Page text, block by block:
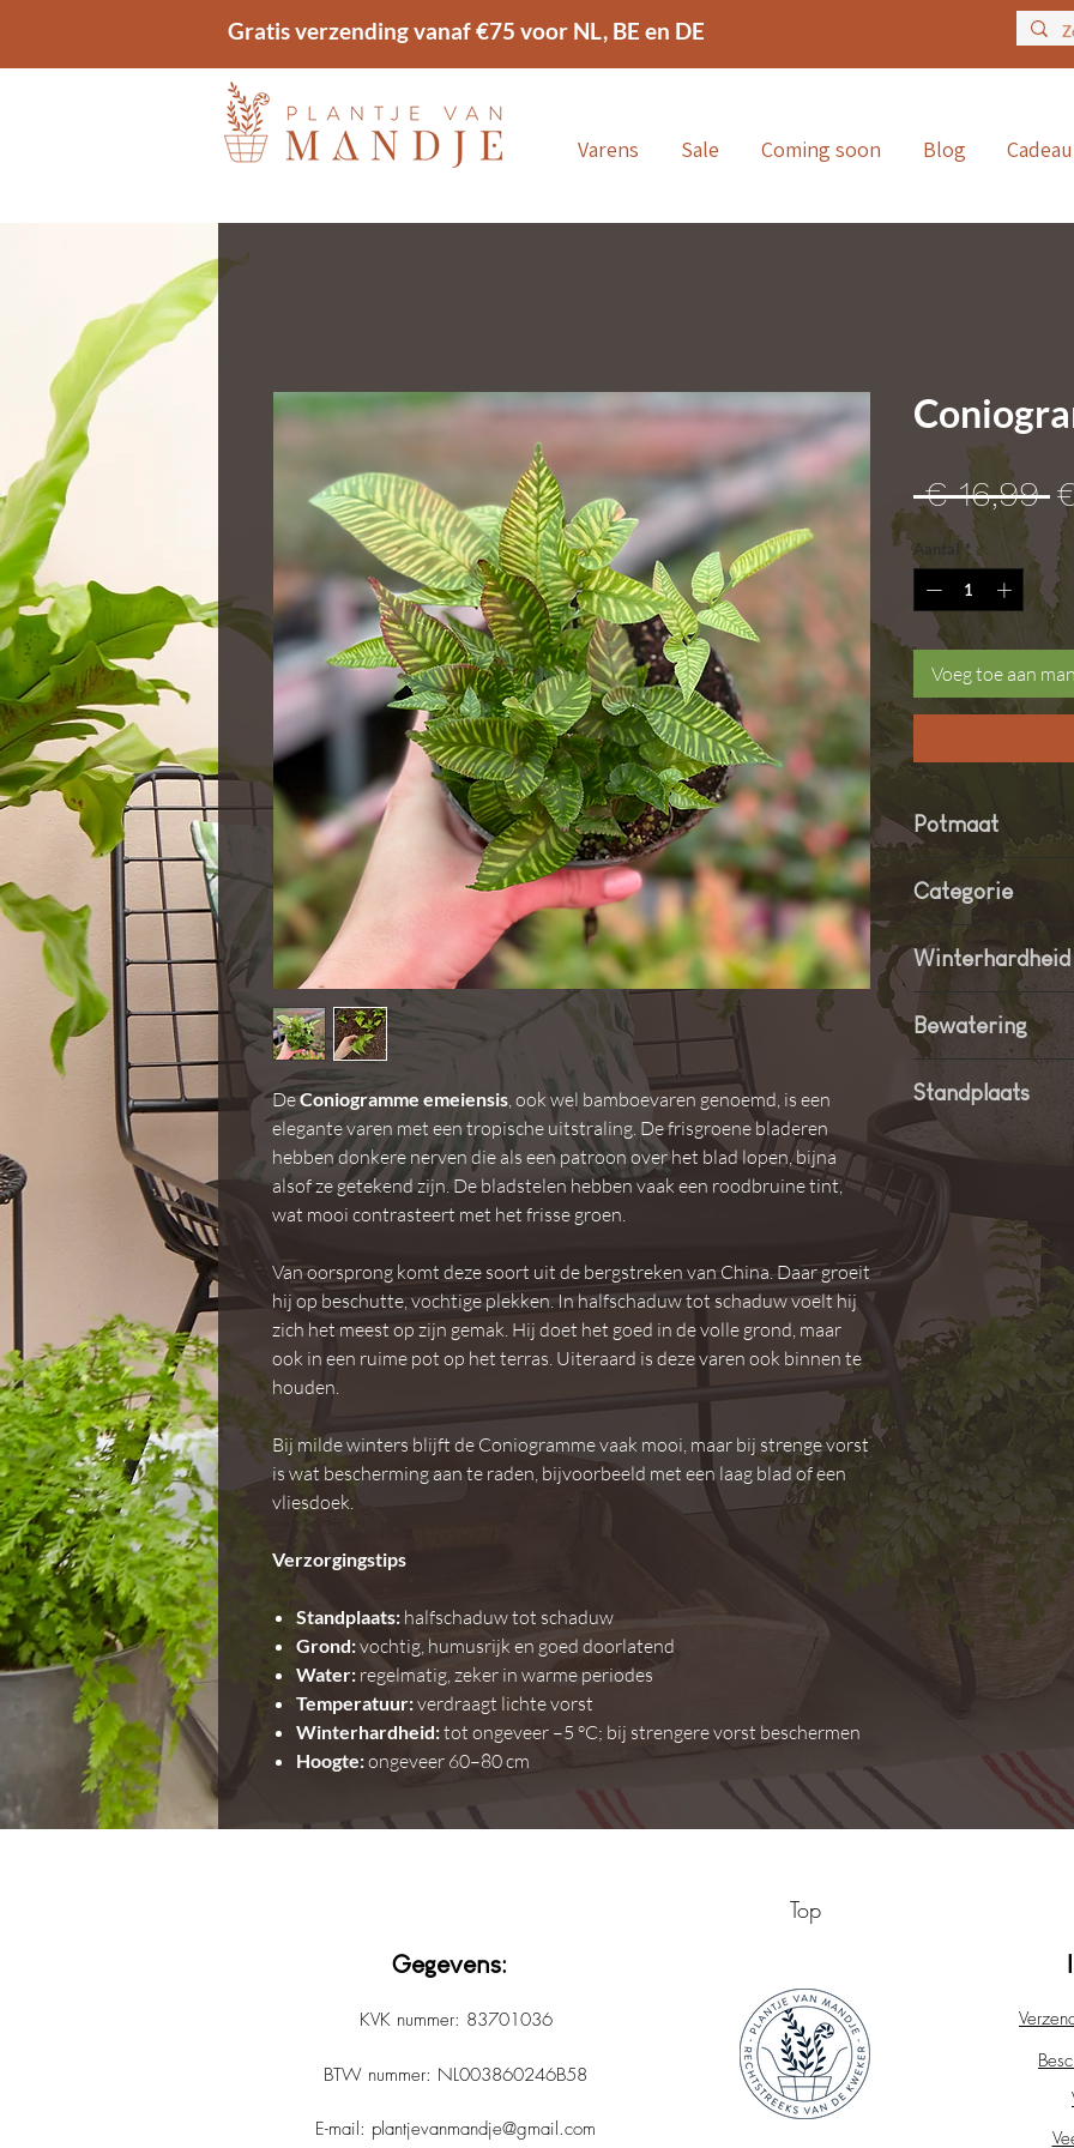
Gratis verzending vanaf €75 voor NL, BE en DE
Varens Sale Coming soon Blog
DeConiogramme emeiensis, ook wel bamboevaren genoemd, is een
elegante varen met een tropische uitstraling. De frisgroene bladeren
hebben donkere nerven die als een patroon over het blad lopen, bijna
alsof ze getekend zijn. De bladstelen hebben vaak een roodbruine tint,
wat mooi contrasteert met het frisse groen.
Van oorsprong komt deze soort uit de bergstreken van China. Daar groeit
hij op beschutte, vochtige plekken. In halfschaduw tot schaduw voelt hij
zich het meest op zijn gemak. Hij doet het goed in de volle grond, maar
ook in een ruime pot op het terras. Uiteraard is deze varen ook binnen te
houden.
Bij milde winters blijft de Coniogramme vaak mooi, maar bij strenge vorst
is wat bescherming aan te raden, bijvoorbeeld met een laag blad of een
vliesdoek.
Verzorgingstips
Standplaats: halfschaduw tot schaduw
Grond:vochtig, humusrijk en goed doorlatend
Water: regelmatig, zeker in warme periodes
Temperatuur:verdraagt lichte vorst
Winterhardheid:tot ongeveer –5 °C; bij strengere vorst beschermen
Hoogte:ongeveer 60–80 cm
€ 16,99
*
Voeg toe aan
Potmaat
Categorie
Tropische /
Winterhardheid
Tot ongeveer –5
Bewatering
Standplaats
Top
Gegevens:
KVK nummer: 83701036
BTW nummer: NL003860246B58
E-mail: plantjevanmandje@gmail.com